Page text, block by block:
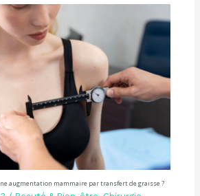
augmentation mammaire par transfert de graisse ?